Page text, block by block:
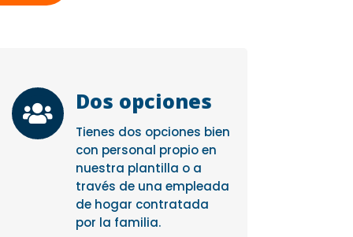
 Dos opciones
Tienes dos opciones bien
con personal propio en
nuestra plantilla o a
través de una empleada
de hogar contratada
por la familia.